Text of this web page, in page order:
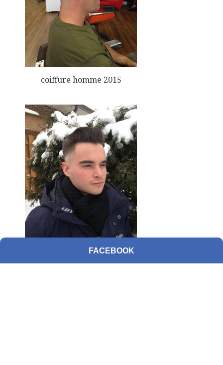
coiffure homme 2015
tendance coiffure homme
FACEBOOK